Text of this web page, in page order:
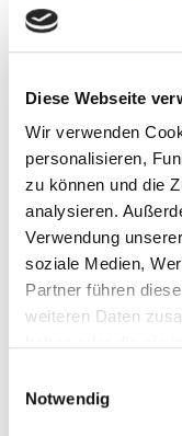
Diese Webseite
Wir verwenden
personalisieren,
zu können und die
analysieren.
Verwendung
soziale Medien,
Partner führen
weiteren Daten
Notwendig
6. BIS
INFO